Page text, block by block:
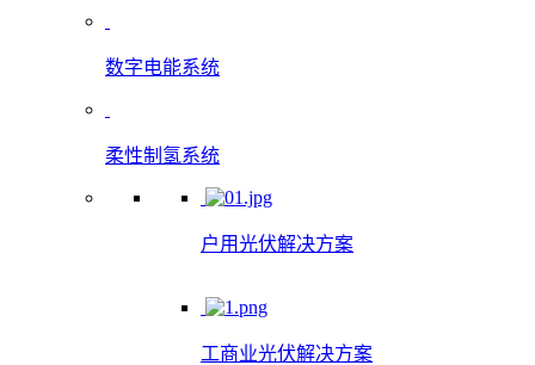
数字电能系统
柔性制氢系统
户用光伏解决方案
工商业光伏解决方案